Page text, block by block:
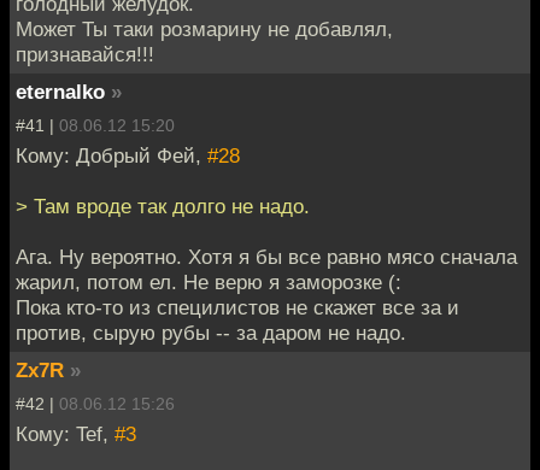
Может Ты таки розмарину не добавлял,
признавайся!!!
eternalko »
#41 | 08.06.12 15:20
Кому: Добрый Фей, #28
> Там вроде так долго не надо.
Ага. Ну вероятно. Хотя я бы все равно мясо сначала
жарил, потом ел. Не верю я заморозке (:
Пока кто-то из специлистов не скажет все за и
против, сырую рубы -- за даром не надо.
Zx7R »
#42 | 08.06.12 15:26
Кому: Tef, #3